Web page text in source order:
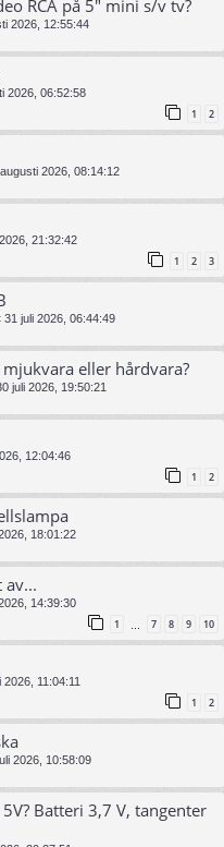
RCA på 5" mini s/v tv?
2026, 12:55:44
2026, 06:52:58
1 2
2026, 08:14:12
21:32:42
1 2 3
31 juli 2026, 06:44:49
eller hårdvara?
juli 2026, 19:50:21
12:04:46
1 2
18:01:22
av...
14:39:30
1 … 7 8 9 10
2026, 11:04:11
1 2
2026, 10:58:09
Batteri 3,7 V, tangenter